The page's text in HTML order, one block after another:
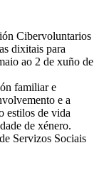
Cibervoluntarios
dixitais para
ao 2 de xuño de
familiar e
e a
estilos de vida
de xénero.
Servizos Sociais